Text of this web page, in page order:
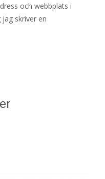
och webbplats i
skriver en